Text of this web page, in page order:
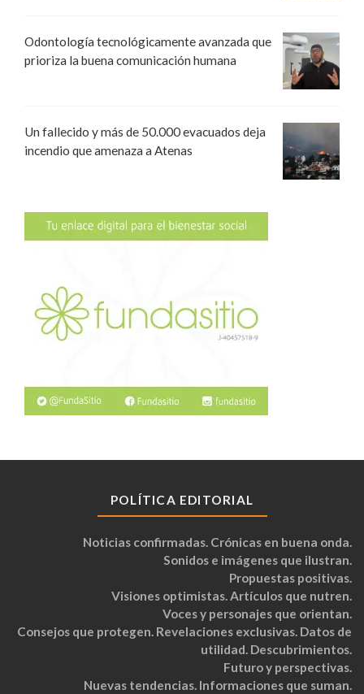
Odontología tecnológicamente avanzada que
prioriza la buena comunicación humana
Un fallecido y más de 50.000 evacuados deja
incendio que amenaza a Atenas
POLÍTICA EDITORIAL
Noticias confirmadas. Crónicas en buena onda.
Sonidos e imágenes que ilustran.
Propuestas positivas.
Visiones optimistas. Artículos que nutren.
Voces y personajes que orientan.
Consejos que protegen. Revelaciones exclusivas. Datos de
utilidad. Descubrimientos.
Futuro y perspectivas.
Nuevas tendencias. Informaciones que suman.